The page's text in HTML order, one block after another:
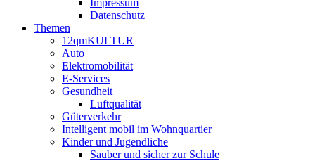
Datenschutz
Themen
12qmKULTUR
Auto
Elektromobilität
E-Services
Gesundheit
Luftqualität
Güterverkehr
Intelligent mobil im Wohnquartier
Kinder und Jugendliche
Sauber und sicher zur Schule